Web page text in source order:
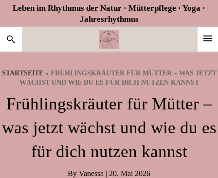
Zur
springen
Skip
main
content
Zur
springen
Leben im Rhythmus der Natur · Mütterpflege · Yoga ·
Jahresrhythmus
STARTSEITE» FRÜHLINGSKRÄUTER FÜR MÜTTER – WAS JETZT
WÄCHST UND WIE DU ES FÜR DICH NUTZEN KANNST
Frühlingskräuter für Mütter –
was jetzt wächst und wie du es
für dich nutzen kannst
By Vanessa | 20. Mai 2026